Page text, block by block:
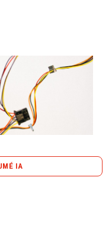
IA
l’Union
contexte où la